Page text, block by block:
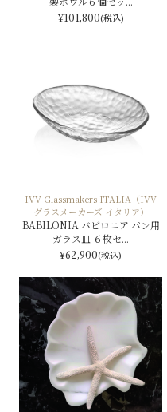
¥101,800(税込)
IVV Glassmakers ITALIA（IVV
グラスメーカーズ イタリア）
BABILONIA バビロニア パン用
ガラス皿 ６枚セ...
¥62,900(税込)